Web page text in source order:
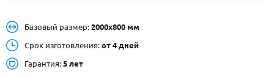
НАЙТИ:
ПН-СБ - с 9:00 до 21:00, ВС - до 19:00
Базовый размер: 2000х800 мм
Срок изготовления: от 4 дней
Гарантия: 5 лет